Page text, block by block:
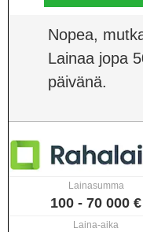
Nopea,
Lainaa jopa
päivänä.
Lainasumma
100 - 70 000 €
Laina-aika